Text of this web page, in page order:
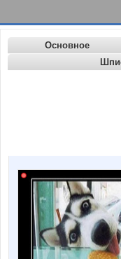
Основное